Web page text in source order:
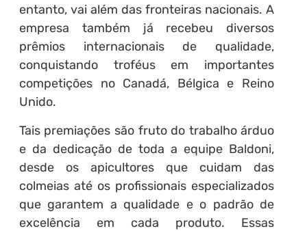
entanto, vai além das fronteiras nacionais. A
empresa também já recebeu diversos
prêmios internacionais de qualidade,
conquistando troféus em importantes
competições no Canadá, Bélgica e Reino
Unido.
Tais premiações são fruto do trabalho árduo
e da dedicação de toda a equipe Baldoni,
desde os apicultores que cuidam das
colmeias até os profissionais especializados
que garantem a qualidade e o padrão de
excelência em cada produto. Essas